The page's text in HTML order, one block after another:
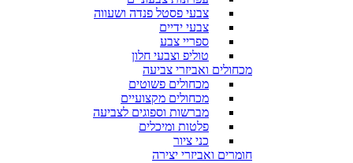
צבעי פסטל פנדה ושעווה
צבעי ידיים
ספריי צבע
טוליפ וצבעי חלון
מכחולים ואביזרי צביעה
מכחולים פשוטים
מכחולים מקצועיים
מברשות וספוגים לצביעה
פלטות ומיכלים
כני ציור
חומרים ואביזרי יצירה